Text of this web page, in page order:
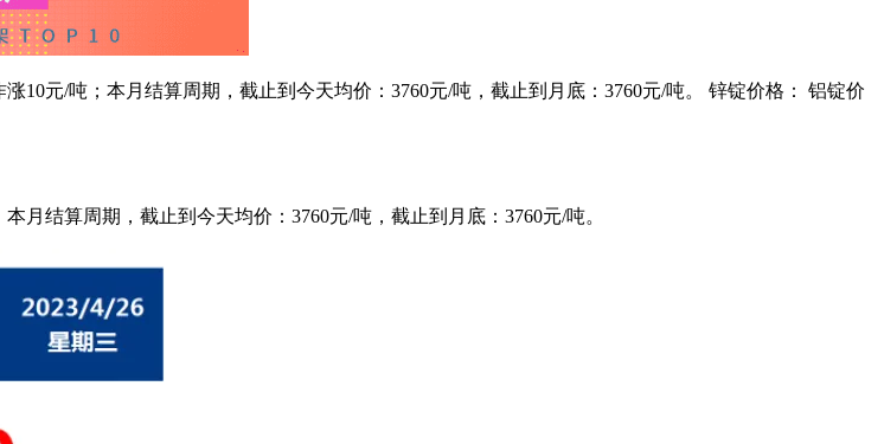
10元/吨；本月结算周期，截止到今天均价：3760元/吨，截止到月底：3760元/吨。 锌锭价格： 铝锭价
月结算周期，截止到今天均价：3760元/吨，截止到月底：3760元/吨。